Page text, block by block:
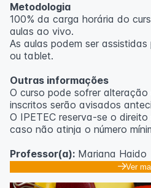
Metodologia
100% da carga horária do
aulas ao vivo.
As aulas podem ser
ou tablet.
Outras informações
O curso pode sofrer
inscritos serão avisados
O IPETEC reserva-se o
caso não atinja o número
Professor(a): Mariana Haido
Ver